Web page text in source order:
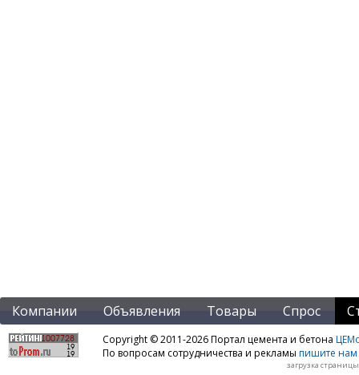
Компании Объявления Товары Спрос
Copyright © 2011-2026 Портал цемента и бетона
По вопросам сотрудничества и рекламы пишите нам
загрузка